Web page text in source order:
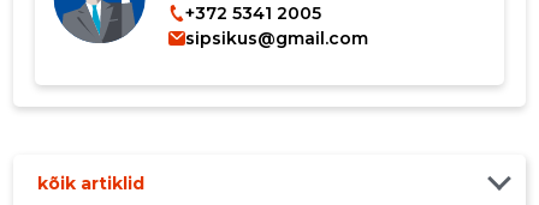
+372 5341 2005
sipsikus@gmail.com
kõik artiklid